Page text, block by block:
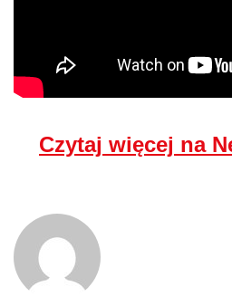
Czytaj więcej na